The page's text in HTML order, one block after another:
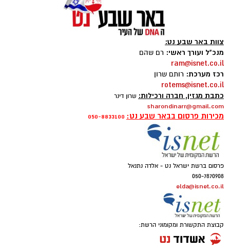
צוות באר שבע נט:
מנכ"ל ועורך ראשי: רם שהם
ram@isnet.co.il
רכז מערכת: רותם שרון
rotems@isnet.co.il
כתבת מגזין, חברה ורכילות: שרון דינר
sharondinarr@gmail.com
מכירות פרסום בבאר שבע נט: 050-8833100
פרסום ברשת ישראל נט - אלדה נתנאל
050-7870908
elda@isnet.co.il
קבוצת התקשורת ומקומוני הרשת: